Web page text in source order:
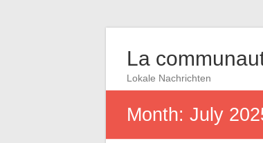
La
Lokale Nachrichten
Month: July